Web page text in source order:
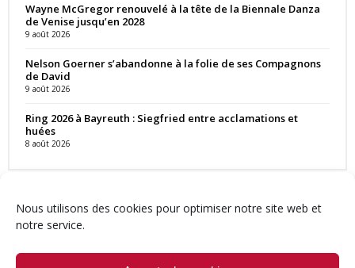
Nous utilisons des cookies pour optimiser notre site web et
notre service.
Wayne McGregor renouvelé à la tête de la Biennale Danza
de Venise jusqu’en 2028
9 août 2026
Nelson Goerner s’abandonne à la folie de ses Compagnons
de David
9 août 2026
Ring 2026 à Bayreuth : Siegfried entre acclamations et
huées
8 août 2026